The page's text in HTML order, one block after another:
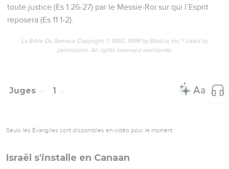
toute justice (Es 1.26-27) par le Messie-Roi sur qui l’Esprit
reposera (Es 11.1-2).
La Bible Du Semeur Copyright © 1992, 1999 by Biblica, Inc.® Used by
permission. All rights reserved worldwide.
Juges 1
Seuls les Évangiles sont disponibles en vidéo pour le moment.
Israël s'installe en Canaan